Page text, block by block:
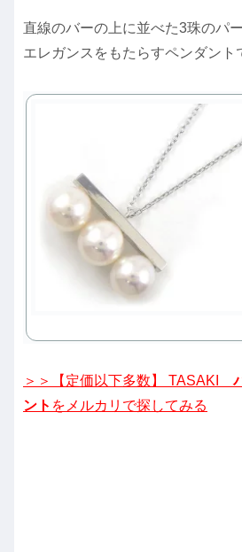
直線のバーの上に並べた3珠のパ
エレガンスをもたらすペンダント
＞＞【定価以下多数】 TASAKI
ント をメルカリで探してみる